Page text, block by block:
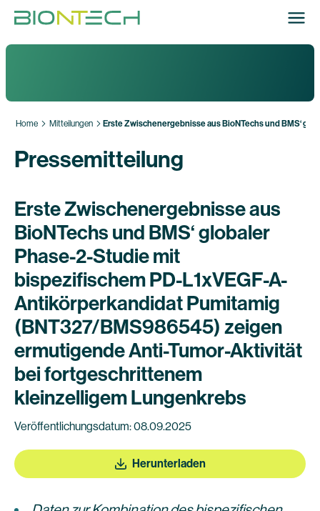
Home Mitteilungen Erste Zwischenergebnisse aus BioNTechs und BMS‘
Pressemitteilung
Erste Zwischenergebnisse aus
BioNTechs und BMS‘ globaler
Phase-2-Studie mit
bispezifischem PD-L1xVEGF-A-
Antikörperkandidat Pumitamig
(BNT327/BMS986545) zeigen
ermutigende Anti-Tumor-Aktivität
bei fortgeschrittenem
kleinzelligem Lungenkrebs
Veröffentlichungsdatum: 08.09.2025
Herunterladen